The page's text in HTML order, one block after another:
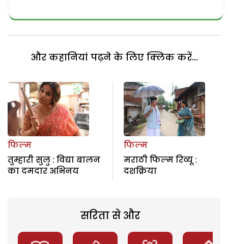
और कहानियां पढ़ने के लिए क्लिक करें...
फिल्म
तुम्हारी सुलु : विद्या बालन
का दमदार अभिनय
फिल्म
मराठी फिल्म रिव्यू :
दशक्रिया
सरिता से और